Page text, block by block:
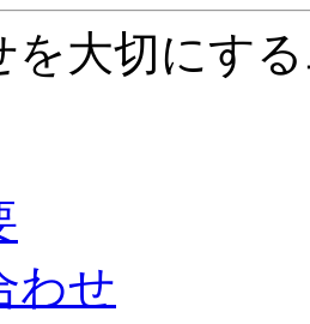
大切にす
わせ